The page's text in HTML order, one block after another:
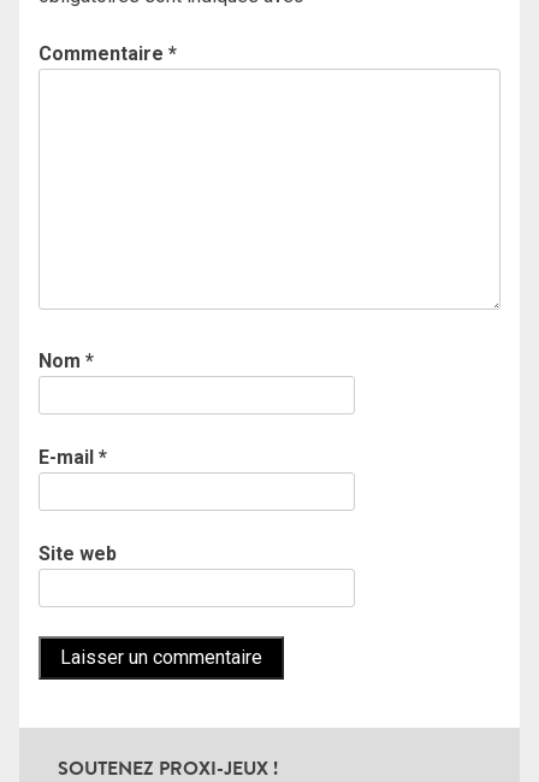
Commentaire *
Nom *
E-mail *
Site web
SOUTENEZ PROXI-JEUX !